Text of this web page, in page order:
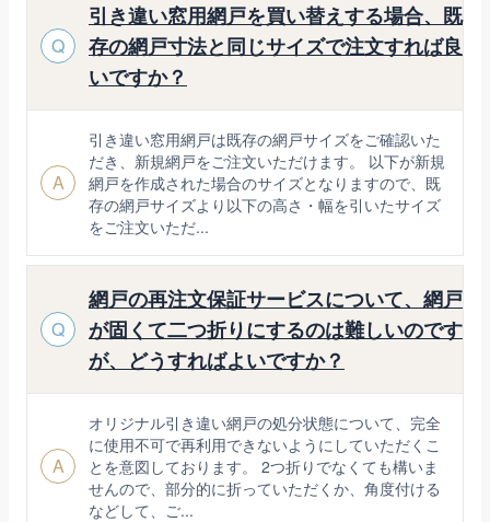
Q
引き違い窓用網戸を買い替えする場合、既
存の網戸寸法と同じサイズで注文すれば良
いですか？
A
引き違い窓用網戸は既存の網戸サイズをご確認いた
だき、新規網戸をご注文いただけます。 以下が新規
網戸を作成された場合のサイズとなりますので、既
存の網戸サイズより以下の高さ・幅を引いたサイズ
をご注文いただ...
Q
網戸の再注文保証サービスについて、網戸
が固くて二つ折りにするのは難しいのです
が、どうすればよいですか？
A
オリジナル引き違い網戸の処分状態について、完全
に使用不可で再利用できないようにしていただくこ
とを意図しております。 2つ折りでなくても構いま
せんので、部分的に折っていただくか、角度付ける
などして、ご...